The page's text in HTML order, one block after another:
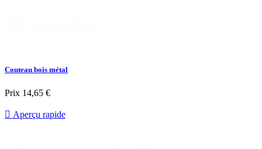
Couteau bois métal
Prix 14,65 €
 Aperçu rapide